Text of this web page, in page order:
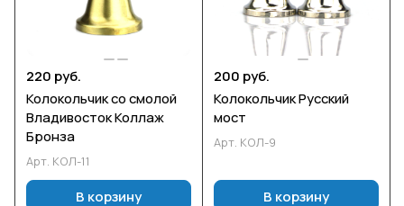
220 руб.
Колокольчик со смолой
Владивосток Коллаж
Бронза
Арт. КОЛ-11
В корзину
200 руб.
Колокольчик Русский
мост
Арт. КОЛ-9
В корзину